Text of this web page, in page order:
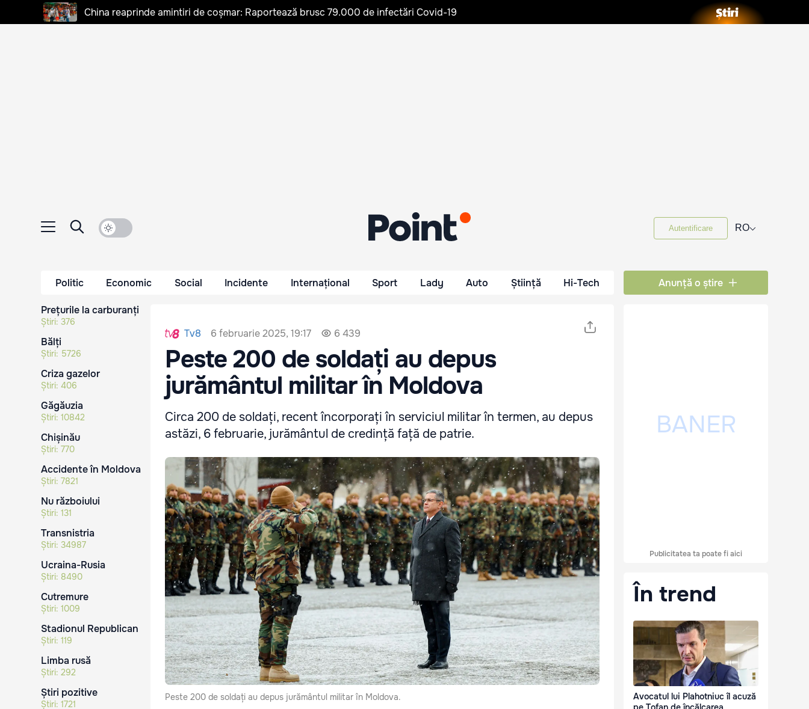
China reaprinde amintiri de coșmar: Raportează brusc 79.000 de infectări Covid-19
Autentificare RO⌵
Politic Economic Social Incidente Internațional Sport Lady Auto Știință Hi-Tech Anunță o știre
Prețurile la carburanți
Știri: 376
Bălți
Știri: 5726
Criza gazelor
Știri: 406
Găgăuzia
Știri: 10842
Chișinău
Știri: 770
Accidente în Moldova
Știri: 7821
Nu războiului
Știri: 131
Transnistria
Știri: 34987
Ucraina-Rusia
Știri: 8490
Cutremure
Știri: 1009
Stadionul Republican
Știri: 119
Limba rusă
Știri: 292
Știri pozitive
Știri: 1721
Tv8 6 februarie 2025, 19:17 6 439
Peste 200 de soldați au depus
jurământul militar în Moldova
Circa 200 de soldați, recent încorporați în serviciul militar în termen, au depus
astăzi, 6 februarie, jurământul de credință față de patrie.
Peste 200 de soldați au depus jurământul militar în Moldova.
Publicitatea ta poate fi aici
În trend
Avocatul lui Plahotniuc îl acuză